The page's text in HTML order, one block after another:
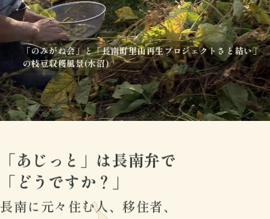
「のみがね会」と「長南町里山再生プロジェクトさと結い」
の枝豆収穫風景(水沼)
「あじっと」は長南弁で
「どうですか？」
長南に元々住む人、移住者、